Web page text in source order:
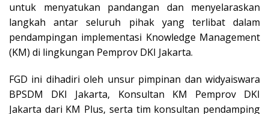
untuk menyatukan pandangan dan menyelaraskan
langkah antar seluruh pihak yang terlibat dalam
pendampingan implementasi Knowledge Management
(KM) di lingkungan Pemprov DKI Jakarta.
FGD ini dihadiri oleh unsur pimpinan dan widyaiswara
BPSDM DKI Jakarta, Konsultan KM Pemprov DKI
Jakarta dari KM Plus, serta tim konsultan pendamping